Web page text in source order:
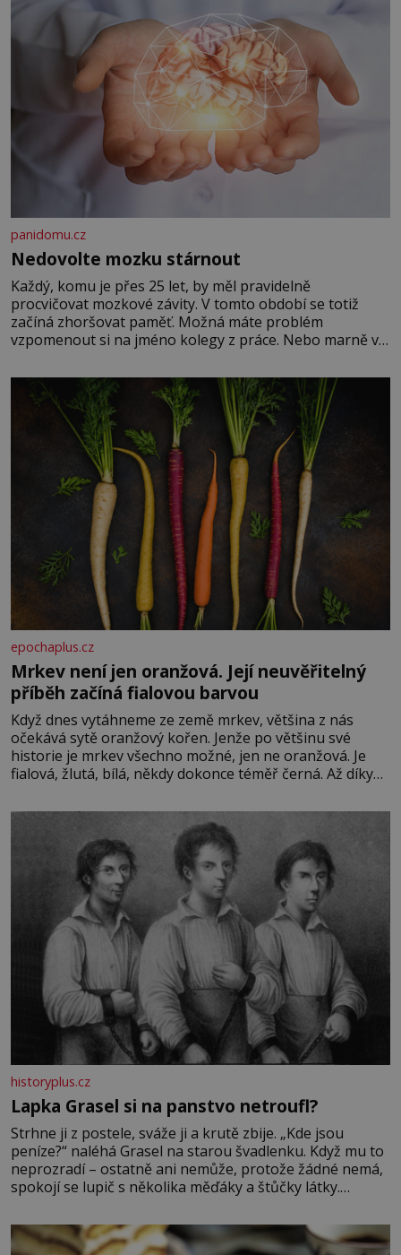
panidomu.cz
Nedovolte mozku stárnout
Každý, komu je přes 25 let, by měl pravidelně
procvičovat mozkové závity. V tomto období se totiž
začíná zhoršovat paměť. Možná máte problém
vzpomenout si na jméno kolegy z práce. Nebo marně v
Je to opravdu tak, s věkem jako kdyby se paměť
rozhodla stávkovat. Cvičte
epochaplus.cz
Mrkev není jen oranžová. Její neuvěřitelný
příběh začíná fialovou barvou
Když dnes vytáhneme ze země mrkev, většina z nás
očekává sytě oranžový kořen. Jenže po většinu své
historie je mrkev všechno možné, jen ne oranžová. Je
fialová, žlutá, bílá, někdy dokonce téměř černá. Až díky
bez které si českou zahradu ani nedokážeme představit.
historyplus.cz
Lapka Grasel si na panstvo netroufl?
Strhne ji z postele, sváže ji a krutě zbije. „Kde jsou
peníze?“ naléhá Grasel na starou švadlenku. Když mu to
neprozradí – ostatně ani nemůže, protože žádné nemá,
spokojí se lupič s několika měďáky a štůčky látky.
krutý. Jeho činy budí hrůzu ještě dlouho po jeho smrti